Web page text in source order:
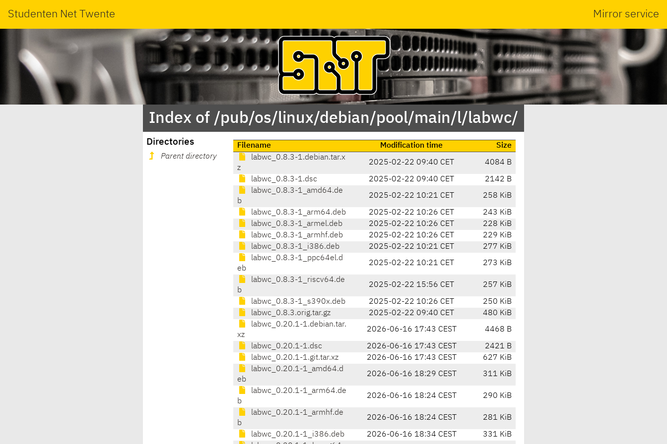
Studenten Net Twente Mirror service
Index of /pub/os/linux/debian/pool/main/l/labwc/
Directories
Parent directory
Filename Modification time
Size
labwc_0.8.3-1.debian.tar.x
z
2025-02-22 09:40 CET 4084 B
labwc_0.8.3-1.dsc 2025-02-22 09:40 CET
2142 B
labwc_0.8.3-1_amd64.de
b
2025-02-22 10:21 CET 258 KiB
labwc_0.8.3-1_arm64.deb 2025-02-22 10:26 CET
243 KiB
labwc_0.8.3-1_armel.deb
2025-02-22 10:26 CET
228 KiB
labwc_0.8.3-1_armhf.deb
2025-02-22 10:26 CET
229 KiB
labwc_0.8.3-1_i386.deb
2025-02-22 10:21 CET
277 KiB
labwc_0.8.3-1_ppc64el.d
eb
2025-02-22 10:21 CET 273 KiB
labwc_0.8.3-1_riscv64.de
b
2025-02-22 15:56 CET 257 KiB
labwc_0.8.3-1_s390x.deb 2025-02-22 10:26 CET
250 KiB
labwc_0.8.3.orig.tar.gz
2025-02-22 09:40 CET
480 KiB
labwc_0.20.1-1.debian.tar.
xz
2026-06-16 17:43 CEST 4468 B
labwc_0.20.1-1.dsc 2026-06-16 17:43 CEST
2421 B
labwc_0.20.1-1.git.tar.xz
2026-06-16 17:43 CEST
627 KiB
labwc_0.20.1-1_amd64.d
eb
2026-06-16 18:29 CEST 311 KiB
labwc_0.20.1-1_arm64.de
b
2026-06-16 18:24 CEST 290 KiB
labwc_0.20.1-1_armhf.de
b
2026-06-16 18:24 CEST 281 KiB
labwc_0.20.1-1_i386.deb 2026-06-16 18:34 CEST
331 KiB